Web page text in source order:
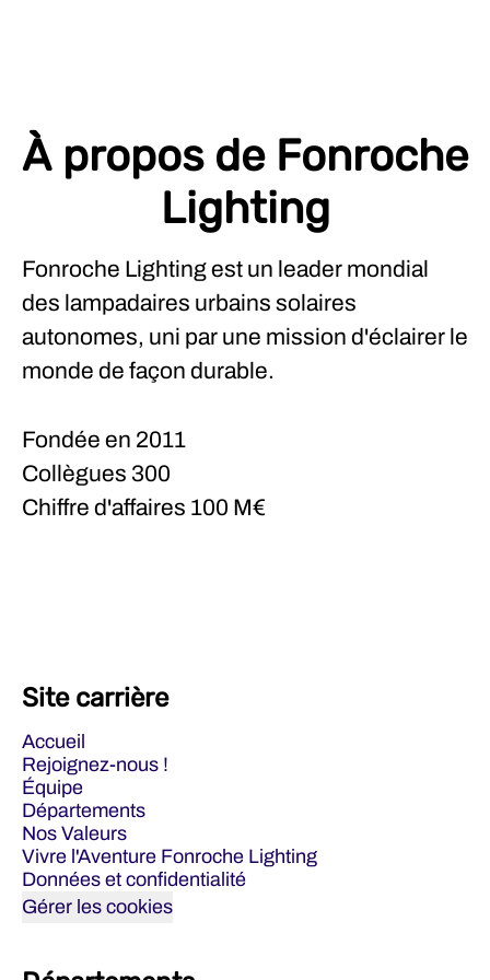
À propos de Fonroche
Lighting
Fonroche Lighting est un leader mondial
des lampadaires urbains solaires
autonomes, uni par une mission d'éclairer le
monde de façon durable.
Fondée en 2011
Collègues 300
Chiffre d'affaires 100 M€
Site carrière
Accueil
Rejoignez-nous !
Équipe
Départements
Nos Valeurs
Vivre l'Aventure Fonroche Lighting
Données et confidentialité
Gérer les cookies